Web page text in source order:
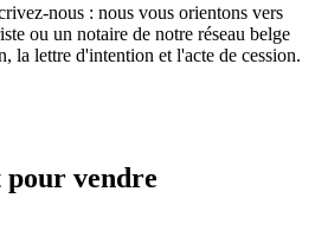
nous : nous vous orientons vers
ou un notaire de notre réseau belge
la lettre d'intention et l'acte de cession.
vendre